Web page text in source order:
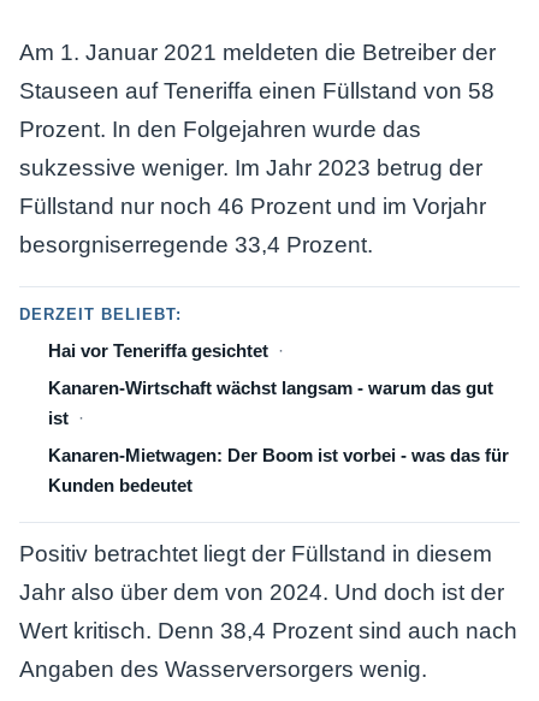
Am 1. Januar 2021 meldeten die Betreiber der
Stauseen auf Teneriffa einen Füllstand von 58
Prozent. In den Folgejahren wurde das
sukzessive weniger. Im Jahr 2023 betrug der
Füllstand nur noch 46 Prozent und im Vorjahr
besorgniserregende 33,4 Prozent.
DERZEIT BELIEBT:
Hai vor Teneriffa gesichtet
Kanaren-Wirtschaft wächst langsam - warum das gut
ist
Kanaren-Mietwagen: Der Boom ist vorbei - was das für
Kunden bedeutet
Positiv betrachtet liegt der Füllstand in diesem
Jahr also über dem von 2024. Und doch ist der
Wert kritisch. Denn 38,4 Prozent sind auch nach
Angaben des Wasserversorgers wenig.